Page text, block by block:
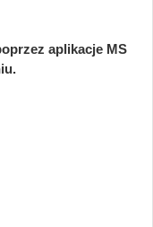
aplikacje MS